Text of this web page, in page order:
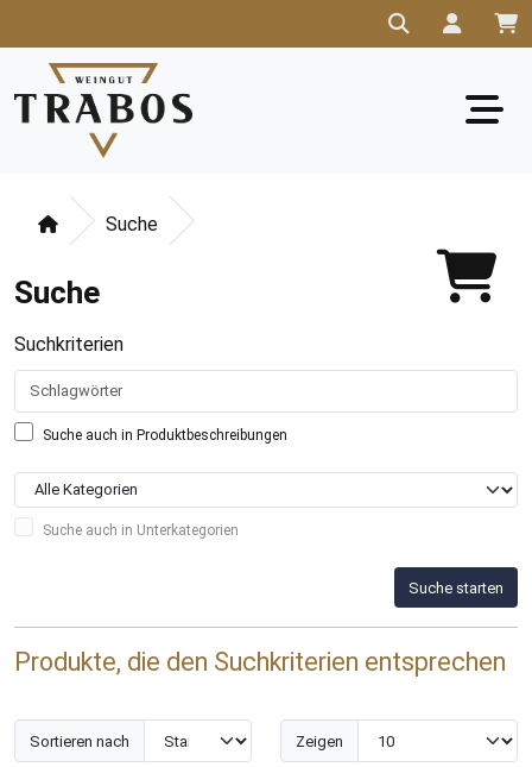
Suche
Suche
Suchkriterien
Suche auch in Produktbeschreibungen
Suche auch in Unterkategorien
Suche starten
Produkte, die den Suchkriterien entsprechen
Sortieren nach Zeigen